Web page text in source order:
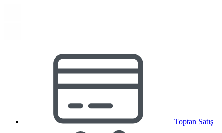
Toptan Satış